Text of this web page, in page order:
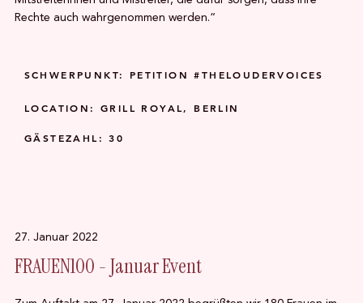
Rechte auch wahrgenommen werden.“
SCHWERPUNKT: PETITION #THELOUDERVOICES
LOCATION: GRILL ROYAL, BERLIN
GÄSTEZAHL: 30
27. Januar 2022
FRAUEN100 - Januar Event